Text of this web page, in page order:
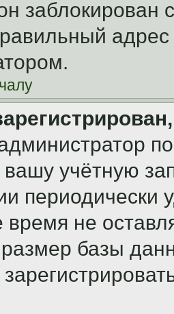
адрес
учётную
периодически
время не
базы